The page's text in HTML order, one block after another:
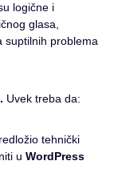
logične i
glasa,
suptilnih problema
Uvek treba da:
tehnički
u WordPress